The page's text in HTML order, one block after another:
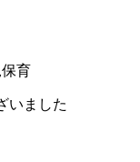
育
いました